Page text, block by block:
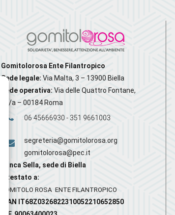
Gomitolorosa Ente Filantropico
Sede legale: Via Malta, 3 – 13900 Biella
Sede operativa: Via delle Quattro Fontane,
20/a – 00184 Roma
06 45666930 - 351 9661003
segreteria@gomitolorosa.org
gomitolorosa@pec.it
Banca Sella, sede di Biella
Intestato a:
GOMITOLO ROSA ENTE FILANTROPICO
IBAN IT68Z0326822310052210652850